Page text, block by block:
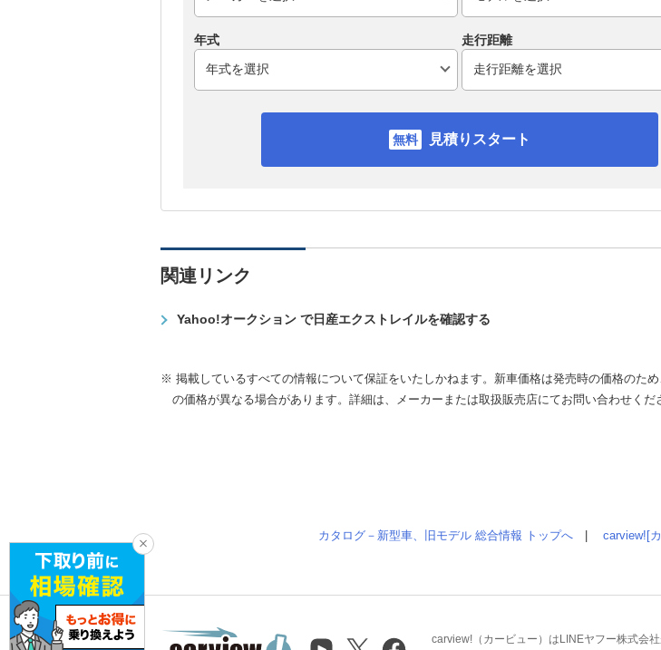
年式 走行距離
見積りスタート
関連リンク
Yahoo!オークション で日産エクストレイルを確認する
※ 掲載しているすべての情報について保証をいたしかねます。新車価格は発売時の価格のた
の価格が異なる場合があります。詳細は、メーカーまたは取扱販売店にてお問い合わせくだ
カタログ－新型車、旧モデル 総合情報 トップへ carview![
carview!（カービュー）はLINEヤフー株式会